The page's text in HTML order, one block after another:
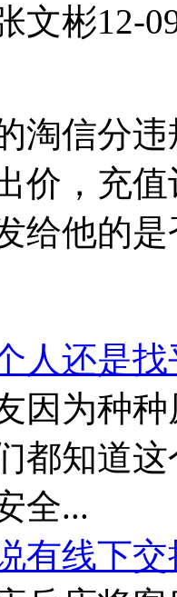
文彬12-
淘信分
价，充
给他的
人还是
因为种
都知道
全...
有线下